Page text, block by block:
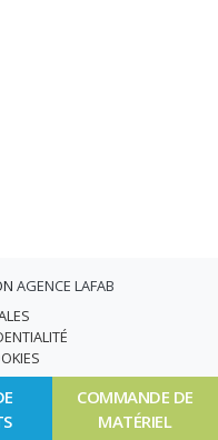
COMMANDE DE
MATÉRIEL
AGENCE LAFAB